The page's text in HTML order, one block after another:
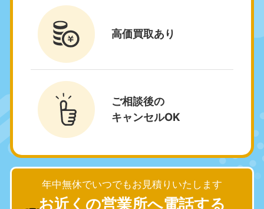
高価買取あり
ご相談後の
キャンセルOK
年中無休でいつでもお見積りいたします
お近くの営業所へ電話する
福島県
050-1881-5271
9:00〜19:00 年中無休
東京都
050-1881-5265
9:00〜19:00 年中無休
050-1881-5264
9:00〜19:00 年中無休
050-1881-5268
9:00〜19:00 年中無休
050-1881-5266
9:00〜19:00 年中無休
栃木県 茨城県